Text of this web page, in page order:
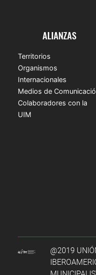
ALIANZAS
Territorios
Organismos
Internacionales
Medios de
Colaboradores con la
UIM
@2019